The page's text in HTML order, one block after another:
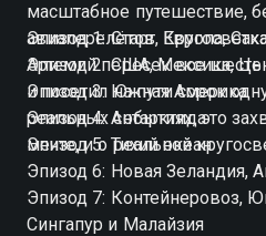
масштабное путешествие,
авиаперелётов.
Артемий пересек все шесть
и посетил на пути сорок
реальных событиях, это
мечте, и о реальной
Эпизод 1: Старт, Европа,
Эпизод 2: США, Мексика,
Эпизод 3: Южная Америка
Эпизод 4: Антарктида
Эпизод 5: Тихий океан
Эпизод 6: Новая Зеландия,
Эпизод 7: Контейнеровоз,
Сингапур и Малайзия